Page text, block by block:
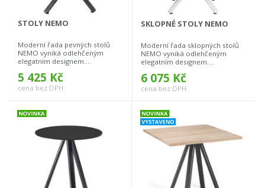
STOLY NEMO
Moderní řada pevných stolů
NEMO vyniká odlehčeným
elegatním designem....
5 425 Kč
cena bez DPH
SKLOPNÉ STOLY NEMO
Moderní řada sklopných stolů
NEMO vyniká odlehčeným
elegatním designem....
6 075 Kč
cena bez DPH